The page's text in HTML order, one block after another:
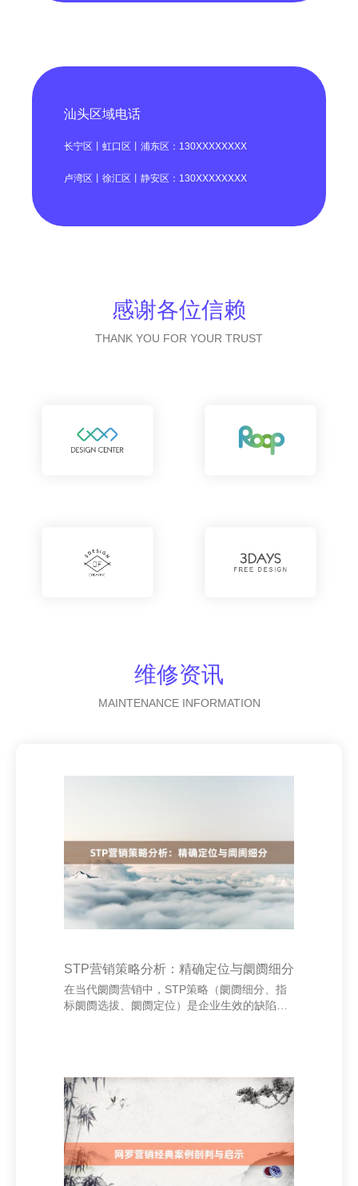
汕头区域电话
长宁区丨虹口区丨浦东区：130XXXXXXXX
卢湾区丨徐汇区丨静安区：130XXXXXXXX
感谢各位信赖
THANK YOU FOR YOUR TRUST
维修资讯
MAINTENANCE INFORMATION
STP营销策略分析：精确定位与阛阓细分
在当代阛阓营销中，STP策略（阛阓细分、指
标阛阓选拔、阛阓定位）是企业生效的缺陷。
征，企业不错将广宽的阛阓隔离为多个具有相
通特征的子阛阓。举例，针对不同庚纪、收入
或风趣风趣的花消者，制定不同的居品策略。
灵验的细分有助于企业发现未被空隙的阛阓需
求。 其次，指标阛阓选拔（Targeting）是指企
业在细分阛阓中选拔最具后劲的